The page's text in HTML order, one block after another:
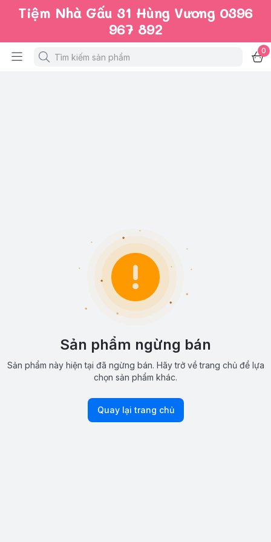
Tiệm Nhà Gấu 31 Hùng Vương 0396
967 892
0
Sản phẩm ngừng bán
Sản phẩm này hiện tại đã ngừng bán. Hãy trở về trang chủ để lựa
chọn sản phẩm khác.
Quay lại trang chủ